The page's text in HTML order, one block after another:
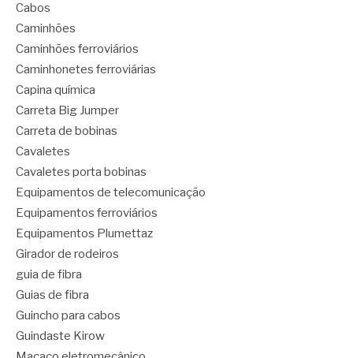
Cabos
Caminhões
Caminhões ferroviários
Caminhonetes ferroviárias
Capina química
Carreta Big Jumper
Carreta de bobinas
Cavaletes
Cavaletes porta bobinas
Equipamentos de telecomunicação
Equipamentos ferroviários
Equipamentos Plumettaz
Girador de rodeiros
guia de fibra
Guias de fibra
Guincho para cabos
Guindaste Kirow